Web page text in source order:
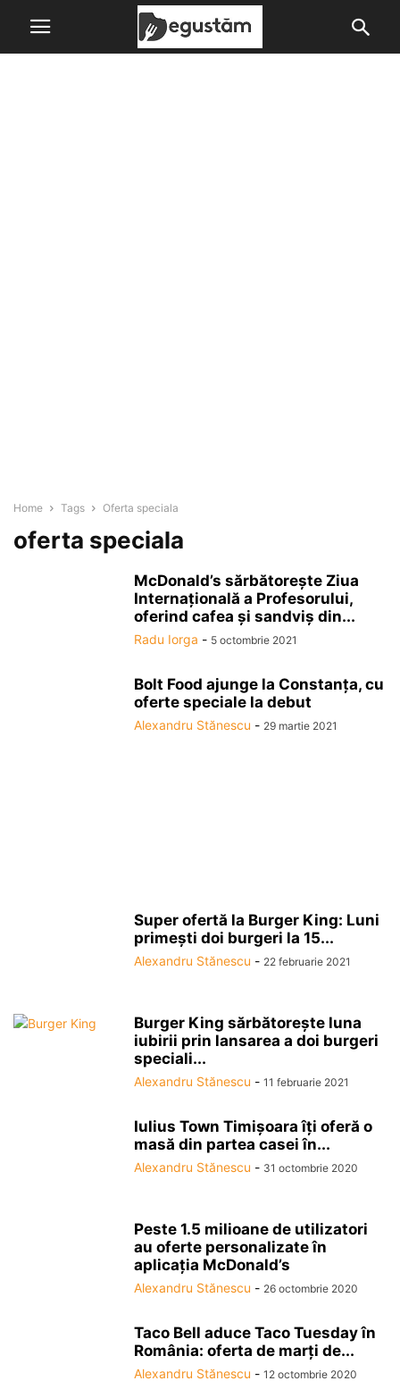
Home Tags Oferta speciala
oferta speciala
McDonald’s sărbătoreşte Ziua
Internaţională a Profesorului,
oferind cafea şi sandviş din...
Radu Iorga - 5 octombrie 2021
Bolt Food ajunge la Constanţa, cu
oferte speciale la debut
Alexandru Stănescu - 29 martie 2021
Super ofertă la Burger King: Luni
primeşti doi burgeri la 15...
Alexandru Stănescu - 22 februarie 2021
Burger King sărbătorește luna
iubirii prin lansarea a doi burgeri
speciali...
Alexandru Stănescu - 11 februarie 2021
Iulius Town Timişoara îţi oferă o
masă din partea casei în...
Alexandru Stănescu - 31 octombrie 2020
Peste 1.5 milioane de utilizatori
au oferte personalizate în
aplicaţia McDonald’s
Alexandru Stănescu - 26 octombrie 2020
Taco Bell aduce Taco Tuesday în
România: oferta de marţi de...
Alexandru Stănescu - 12 octombrie 2020